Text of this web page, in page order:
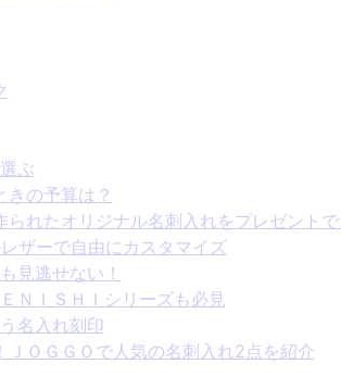
ぶ
きの予算は？
られたオリジナル名刺入れをプレゼントで
ザーで自由にカスタマイズ
見逃せない！
ＮＩＳＨＩシリーズも必見
名入れ刻印
ＪＯＧＧＯで人気の名刺入れ2点を紹介